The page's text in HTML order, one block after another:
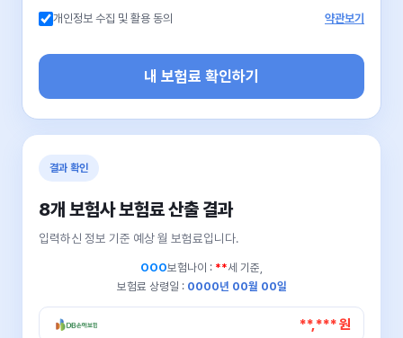
개인정보 수집 및 활용 동의 약관보기
내 보험료 확인하기
결과 확인
8개 보험사 보험료 산출 결과
입력하신 정보 기준 예상 월 보험료입니다.
OOO보험나이 : **세 기준,
보험료 상령일 : 0000년 00월 00일
**,*** 원